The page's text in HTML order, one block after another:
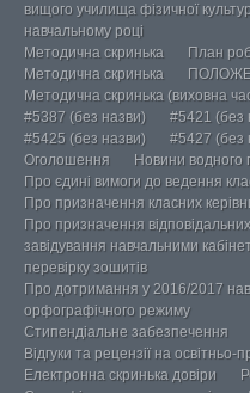
вищого училища фізичної
навчальному році
Методична скринька
План
Методична скринька
Методична скринька (виховна
#5387 (без назви)
#5421 (без
#5425 (без назви)
#5427 (без
Оголошення
Новини водного
Про єдині вимоги до ведення
Про призначення класних
Про призначення
завідування навчальними
перевірку зошитів
Про дотримання у 2016/2017
орфографічного режиму
Стипендіальне забезпечення
Відгуки та рецензії на
Електронна скринька довіри